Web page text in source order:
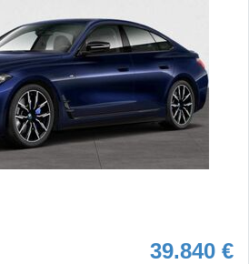
39.840 €